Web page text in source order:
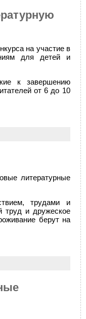
на участие в
для детей и
к завершению
от 6 до 10
литературные
трудами и
труд и дружеское
берут на